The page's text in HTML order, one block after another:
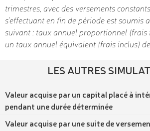
trimestres, avec des versements
s'effectuant en fin de période est soumis
suivant : taux annuel proportionnel (frais
un taux annuel équivalent (frais inclus) de
LES AUTRES
Valeur acquise par un capital placé à
pendant une durée déterminée
Valeur acquise par une suite de